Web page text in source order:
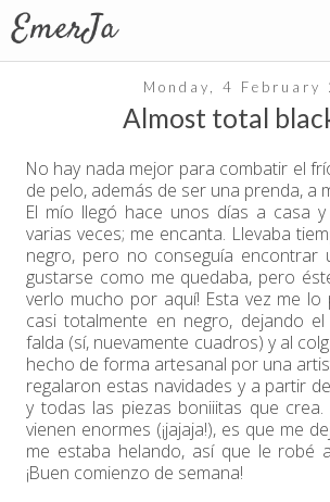
Monday, 4 February
Almost total
No hay nada mejor para combatir el
de pelo, además de ser una prenda, a
El mío llegó hace unos días a casa
varias veces; me encanta. Llevaba
negro, pero no conseguía encontrar
gustarse como me quedaba, pero
verlo mucho por aquí! Esta vez me
casi totalmente en negro, dejando
falda (sí, nuevamente cuadros) y al
hecho de forma artesanal por una
regalaron estas navidades y a partir
y todas las piezas boniiitas que
vienen enormes (¡jajaja!), es que me
me estaba helando, así que le robé
¡Buen comienzo de semana!